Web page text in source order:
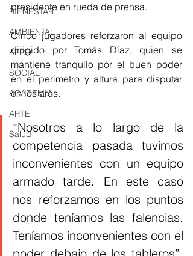
BIENESTAR
AMBIENTAL
AFRO
SOCIAL
ACADEMIA
ARTE
Salud
presidente en rueda de prensa.
Cinco jugadores reforzaron al equipo
dirigido por Tomás Díaz, quien se
mantiene tranquilo por el buen poder
en el perímetro y altura para disputar
en los aros.
“Nosotros a lo largo de la
competencia pasada tuvimos
inconvenientes con un equipo
armado tarde. En este caso
nos reforzamos en los puntos
donde teníamos las falencias.
Teníamos inconvenientes con el